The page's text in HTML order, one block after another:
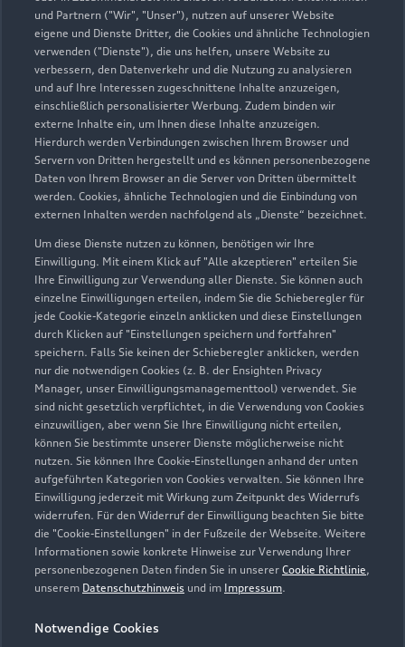
und Partnern ("Wir", "Unser"), nutzen auf unserer Website
eigene und Dienste Dritter, die Cookies und ähnliche Technologien
verwenden ("Dienste"), die uns helfen, unsere Website zu
verbessern, den Datenverkehr und die Nutzung zu analysieren
und auf Ihre Interessen zugeschnittene Inhalte anzuzeigen,
einschließlich personalisierter Werbung. Zudem binden wir
externe Inhalte ein, um Ihnen diese Inhalte anzuzeigen.
Hierdurch werden Verbindungen zwischen Ihrem Browser und
Servern von Dritten hergestellt und es können personenbezogene
Daten von Ihrem Browser an die Server von Dritten übermittelt
werden. Cookies, ähnliche Technologien und die Einbindung von
externen Inhalten werden nachfolgend als „Dienste“ bezeichnet.
Um diese Dienste nutzen zu können, benötigen wir Ihre
Einwilligung. Mit einem Klick auf "Alle akzeptieren" erteilen Sie
Ihre Einwilligung zur Verwendung aller Dienste. Sie können auch
einzelne Einwilligungen erteilen, indem Sie die Schieberegler für
jede Cookie-Kategorie einzeln anklicken und diese Einstellungen
durch Klicken auf "Einstellungen speichern und fortfahren"
speichern. Falls Sie keinen der Schieberegler anklicken, werden
nur die notwendigen Cookies (z. B. der Ensighten Privacy
Manager, unser Einwilligungsmanagementtool) verwendet. Sie
sind nicht gesetzlich verpflichtet, in die Verwendung von Cookies
einzuwilligen, aber wenn Sie Ihre Einwilligung nicht erteilen,
können Sie bestimmte unserer Dienste möglicherweise nicht
nutzen. Sie können Ihre Cookie-Einstellungen anhand der unten
aufgeführten Kategorien von Cookies verwalten. Sie können Ihre
Einwilligung jederzeit mit Wirkung zum Zeitpunkt des Widerrufs
widerrufen. Für den Widerruf der Einwilligung beachten Sie bitte
die "Cookie-Einstellungen" in der Fußzeile der Webseite. Weitere
Informationen sowie konkrete Hinweise zur Verwendung Ihrer
personenbezogenen Daten finden Sie in unserer Cookie Richtlinie,
unserem Datenschutzhinweis und im Impressum.
Notwendige Cookies
Zu den Rädern